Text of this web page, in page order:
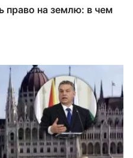
право на землю: в чем